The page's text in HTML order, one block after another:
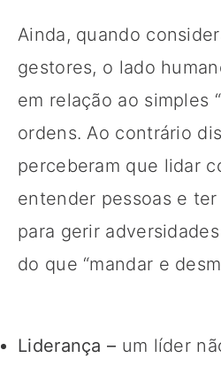
Ainda, quando
gestores, o lado
em relação ao simples
ordens. Ao contrário
perceberam que lidar
entender pessoas e
para gerir
do que “mandar e
Liderança – um líder